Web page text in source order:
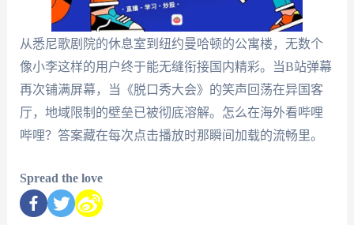
从悉尼歌剧院的休息室到纽约曼哈顿的公寓楼，无数个
像小李这样的用户终于能无缝衔接国内精彩。当B站弹幕
再次铺满屏幕，当《脱口秀大会》的笑声回荡在异国客
厅，地域限制的壁垒已被彻底溶解。怎么在海外看哔哩
哔哩？答案藏在每次点击播放时那瞬间加载的流畅里。
Spread the love